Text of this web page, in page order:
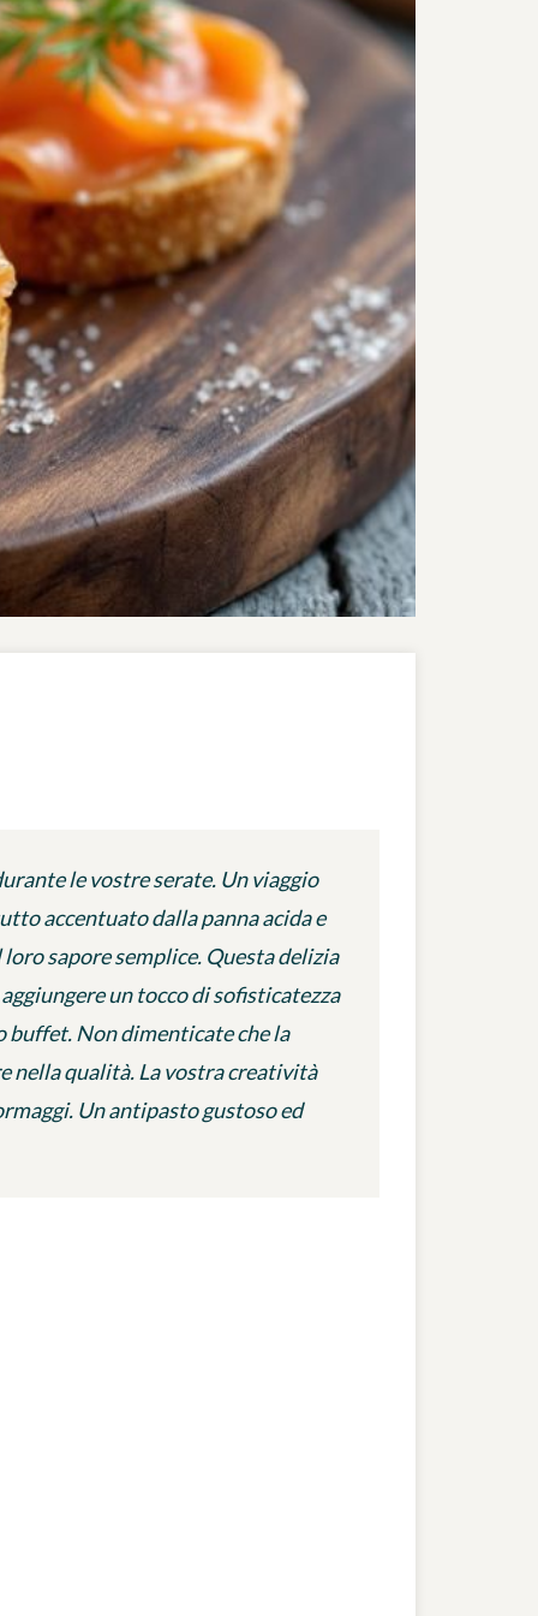
le vostre serate. Un viaggio
accentuato dalla panna acida e
sapore semplice. Questa delizia
un tocco di sofisticatezza
Non dimenticate che la
nella qualità. La vostra creatività
Un antipasto gustoso ed